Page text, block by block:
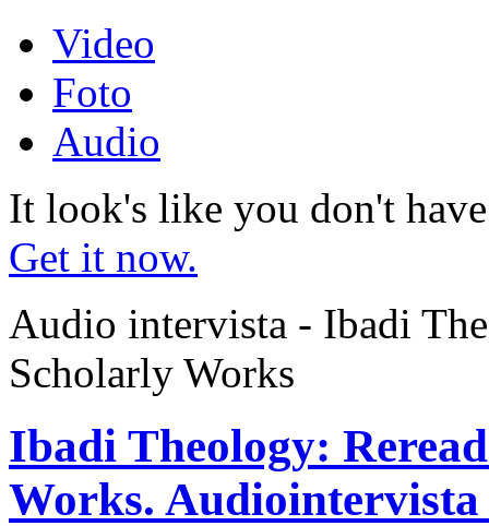
Video
Foto
Audio
It look's like you don't
Get it now.
Audio intervista - Ibadi
Scholarly Works
Ibadi Theology:
Works.